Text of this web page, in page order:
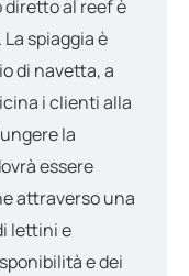
al reef è
spiaggia è
di navetta, a
i clienti alla
la
essere
attraverso una
lettini e
e dei